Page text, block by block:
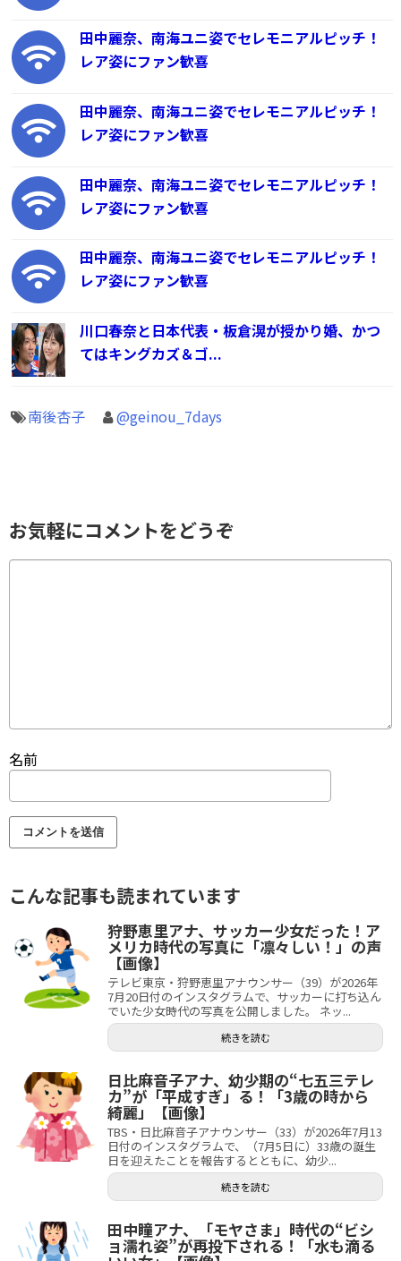
田中麗奈、南海ユニ姿でセレモニアルピッチ！
レア姿にファン歓喜
田中麗奈、南海ユニ姿でセレモニアルピッチ！
レア姿にファン歓喜
田中麗奈、南海ユニ姿でセレモニアルピッチ！
レア姿にファン歓喜
田中麗奈、南海ユニ姿でセレモニアルピッチ！
レア姿にファン歓喜
川口春奈と日本代表・板倉滉が授かり婚、かつ
てはキングカズ＆ゴ...
南後杏子 @geinou_7days
お気軽にコメントをどうぞ
名前
こんな記事も読まれています
狩野恵里アナ、サッカー少女だった！ア
メリカ時代の写真に「凛々しい！」の声
【画像】
テレビ東京・狩野恵里アナウンサー（39）が2026年
7月20日付のインスタグラムで、サッカーに打ち込ん
でいた少女時代の写真を公開しました。 ネッ...
続きを読む
日比麻音子アナ、幼少期の“七五三テレ
カ”が「平成すぎ」る！「3歳の時から
綺麗」【画像】
TBS・日比麻音子アナウンサー（33）が2026年7月13
日付のインスタグラムで、（7月5日に）33歳の誕生
日を迎えたことを報告するとともに、幼少...
続きを読む
田中瞳アナ、「モヤさま」時代の“ビシ
ョ濡れ姿”が再投下される！「水も滴る